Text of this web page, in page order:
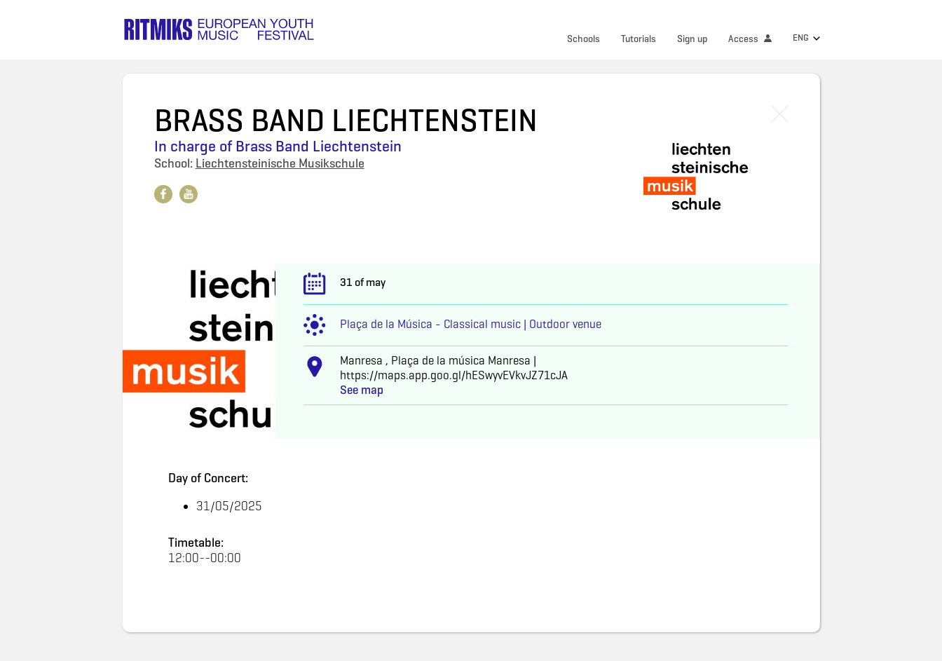
ENG
Schools Tutorials Sign up Access
BRASS BAND LIECHTENSTEIN
In charge ofBrass Band Liechtenstein
School: Liechtensteinische Musikschule
31 of may
Plaça de la Música - Classical music | Outdoor venue
Manresa , Plaça de la música Manresa |
https://maps.app.goo.gl/hESwyvEVkvJZ71cJA
See map
Day of Concert:
31/05/2025
Timetable:
12:00--00:00